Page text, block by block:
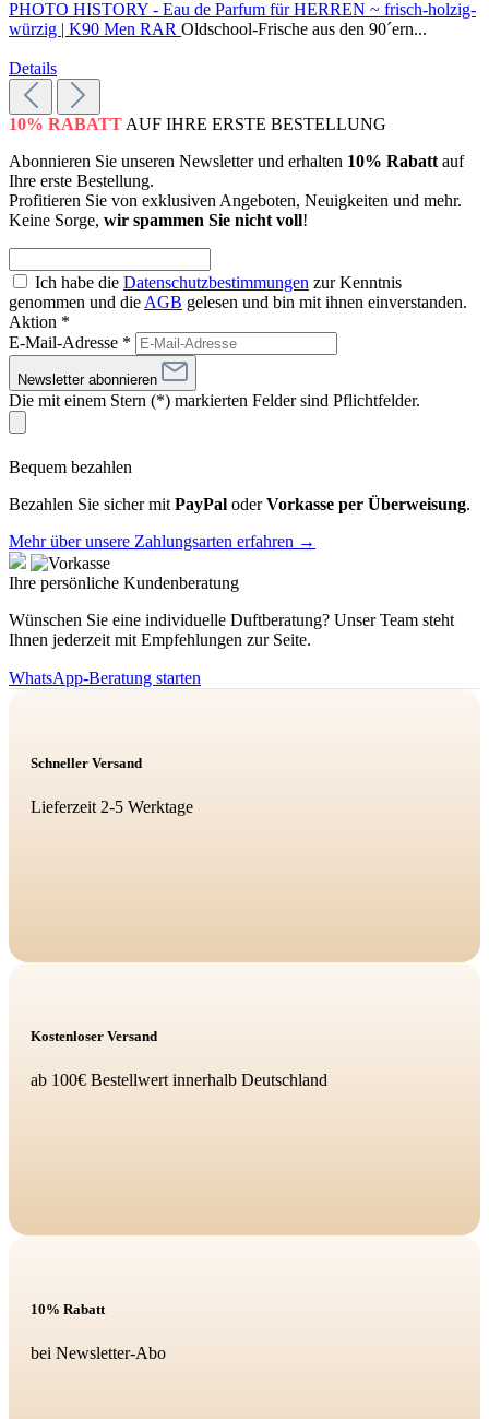
PHOTO HISTORY - Eau de Parfum für HERREN ~ frisch-holzig-
würzig | K90 Men RAR Oldschool-Frische aus den 90´ern...
Details
10% RABATT AUF IHRE ERSTE BESTELLUNG
Abonnieren Sie unseren Newsletter und erhalten 10% Rabatt auf
Ihre erste Bestellung.
Profitieren Sie von exklusiven Angeboten, Neuigkeiten und mehr.
Keine Sorge, wir spammen Sie nicht voll!
Ich habe die Datenschutzbestimmungen zur Kenntnis
genommen und die AGB gelesen und bin mit ihnen einverstanden.
Aktion *
E-Mail-Adresse *
Newsletter abonnieren
Die mit einem Stern (*) markierten Felder sind Pflichtfelder.
Bequem bezahlen
Bezahlen Sie sicher mit PayPal oderVorkasse per Überweisung.
Mehr über unsere Zahlungsarten erfahren →
Ihre persönliche Kundenberatung
Wünschen Sie eine individuelle Duftberatung? Unser Team steht
Ihnen jederzeit mit Empfehlungen zur Seite.
WhatsApp-Beratung starten
Schneller Versand
Lieferzeit 2-5 Werktage
Kostenloser Versand
ab 100€ Bestellwert innerhalb Deutschland
10% Rabatt
bei Newsletter-Abo